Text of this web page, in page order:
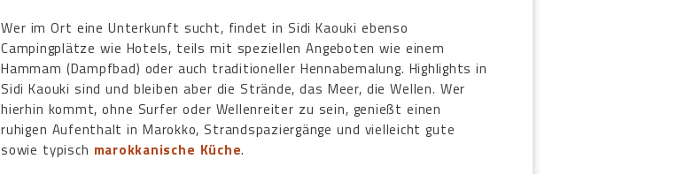
Wer im Ort eine Unterkunft sucht, findet in Sidi Kaouki ebenso
Campingplätze wie Hotels, teils mit speziellen Angeboten wie einem
Hammam (Dampfbad) oder auch traditioneller Hennabemalung. Highlights in
Sidi Kaouki sind und bleiben aber die Strände, das Meer, die Wellen. Wer
hierhin kommt, ohne Surfer oder Wellenreiter zu sein, genießt einen
ruhigen Aufenthalt in Marokko, Strandspaziergänge und vielleicht gute
sowie typisch marokkanische Küche.